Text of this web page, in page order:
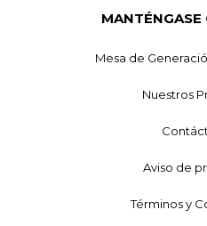
MANTÉNGASE
Mesa de
Nuestros
Aviso de
Términos y